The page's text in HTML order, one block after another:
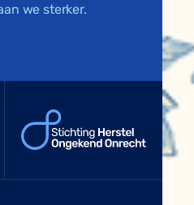
we sterker.